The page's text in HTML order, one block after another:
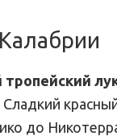
тропейский
Сладкий
до